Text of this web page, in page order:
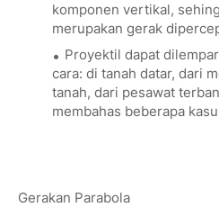
komponen vertikal,
merupakan gerak
Proyektil dapat
cara: di tanah datar, dari
tanah, dari pesawat
membahas beberapa
Gerakan Parabola